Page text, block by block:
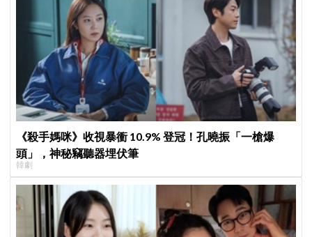
《殺手媽咪》收視暴衝 10.9% 登冠！孔曉振「一槍爆
頭」，神秘竊聽器埋伏筆
韓劇